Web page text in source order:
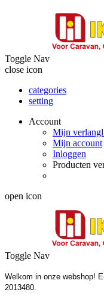
Toggle Nav
close icon
categories
setting
Account
Mijn
Mijn account
Inloggen
Producten
open icon
Toggle Nav
Welkom in onze webshop!
2013480.